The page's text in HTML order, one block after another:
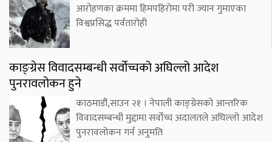
आरोहणका क्रममा हिमपहिरोमा परी ज्यान गुमाएका
विश्वप्रसिद्ध पर्वतारोही
काङ्ग्रेस विवादसम्बन्धी सर्वोच्चको अघिल्लो आदेश
पुनरावलोकन हुने
काठमाडौं,साउन २१ । नेपाली काङ्ग्रेसको आन्तरिक
विवादसम्बन्धी मुद्दामा सर्वोच्च अदालतले अघिल्लो आदेश
पुनरावलोकन गर्न अनुमति